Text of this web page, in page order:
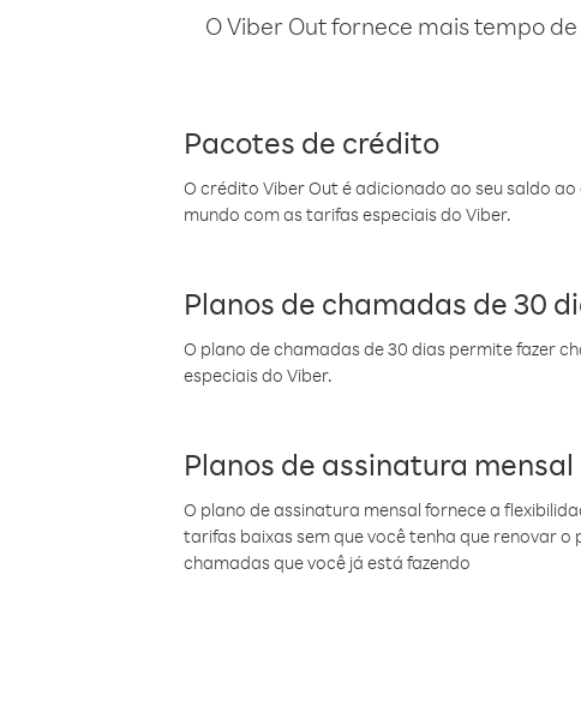
O Viber Out fornece mais tempo
Pacotes de crédito
O crédito Viber Out é adicionado ao seu saldo
mundo com as tarifas especiais do Viber.
Planos de chamadas de 30
O plano de chamadas de 30 dias permite fazer
especiais do Viber.
Planos de assinatura mensal
O plano de assinatura mensal fornece a
tarifas baixas sem que você tenha que renovar
chamadas que você já está fazendo